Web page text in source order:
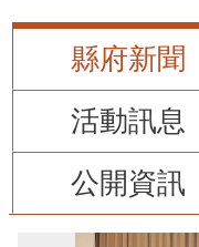
縣府新聞
活動訊息
公開資訊